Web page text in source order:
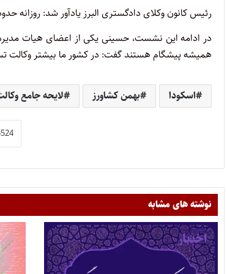
رئیس کانون وکلای دادگستری البرز یادآور شد: روزانه حدود ۵ نفر به اداره معاضدت کانون البرز مراجعه
در ادامه این نشست، حسینی یکی از اعضای هیات مدیره
همیشه پیشگام هستند گفت: در کشور ما بیشتر
اسکودا بهمن کشاورز لایحه جامع
نوشته های مشابه